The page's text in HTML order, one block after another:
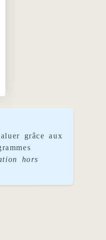
grâce aux
hors